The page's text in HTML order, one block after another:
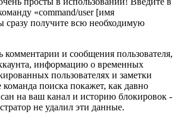
«command/user [имя
сразу получите всю необходимую
и сообщения пользователя,
информацию о временных
пользователях и заметки
поиска покажет, как давно
на ваш канал и историю блокировок -
не удалил эти данные.